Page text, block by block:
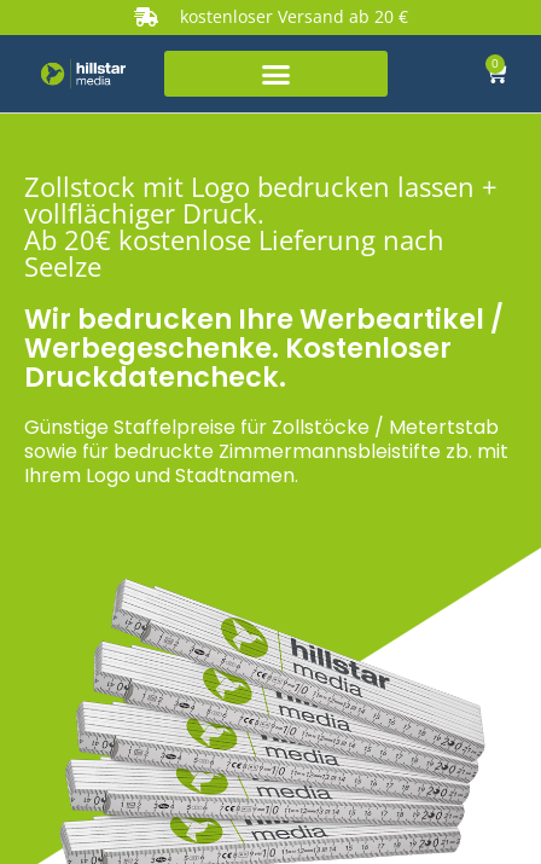
kostenloser Versand ab 20 €
0
Zollstock mit Logo bedrucken lassen +
vollflächiger Druck.
Ab 20€ kostenlose Lieferung nach
Seelze
Wir bedrucken Ihre Werbeartikel /
Werbegeschenke. Kostenloser
Druckdatencheck.
Günstige Staffelpreise für Zollstöcke / Metertstab
sowie für bedruckte Zimmermannsbleistifte zb. mit
Ihrem Logo und Stadtnamen.